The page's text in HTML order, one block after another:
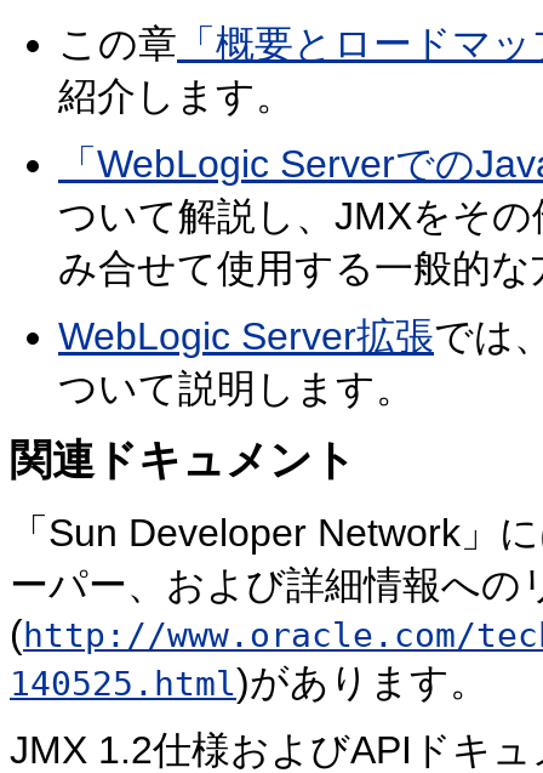
この章 「概要とロードマ
紹介します。
「WebLogic Serverでの
ついて解説し、JMXをそ
み合せて使用する一般的
WebLogic Server拡張では
ついて説明します。
関連ドキュメント
「Sun Developer Network」
ーパー、および詳細情報へ
(http://www.oracle.com/
140525.html)があります。
JMX 1.2仕様およびAPIドキ